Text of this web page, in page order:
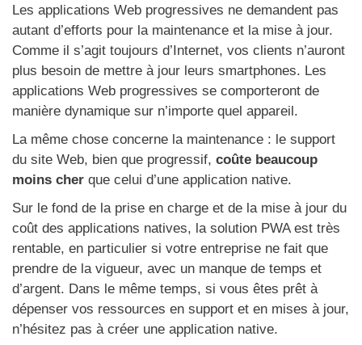
Les applications Web progressives ne demandent pas
autant d’efforts pour la maintenance et la mise à jour.
Comme il s’agit toujours d’Internet, vos clients n’auront
plus besoin de mettre à jour leurs smartphones. Les
applications Web progressives se comporteront de
manière dynamique sur n’importe quel appareil.
La même chose concerne la maintenance : le support
du site Web, bien que progressif, coûte beaucoup
moins cher que celui d’une application native.
Sur le fond de la prise en charge et de la mise à jour du
coût des applications natives, la solution PWA est très
rentable, en particulier si votre entreprise ne fait que
prendre de la vigueur, avec un manque de temps et
d’argent. Dans le même temps, si vous êtes prêt à
dépenser vos ressources en support et en mises à jour,
n’hésitez pas à créer une application native.